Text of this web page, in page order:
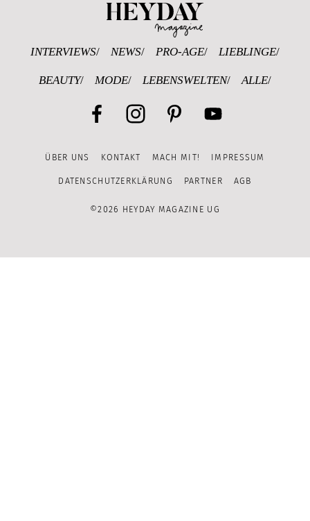
INTERVIEWS NEWS PRO-AGE LIEBLINGE
BEAUTY MODE LEBENSWELTEN ALLE
Channel
ÜBER UNS KONTAKT MACH MIT! IMPRESSUM
DATENSCHUTZERKLÄRUNG PARTNER AGB
©2026 HEYDAY MAGAZINE UG